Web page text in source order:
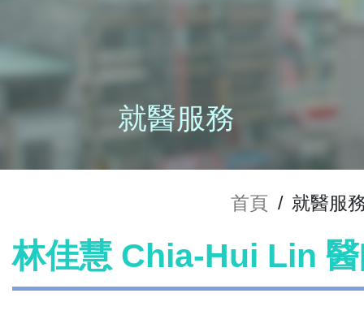
就醫服務
首頁 / 就醫服
林佳慧 Chia-Hui Lin